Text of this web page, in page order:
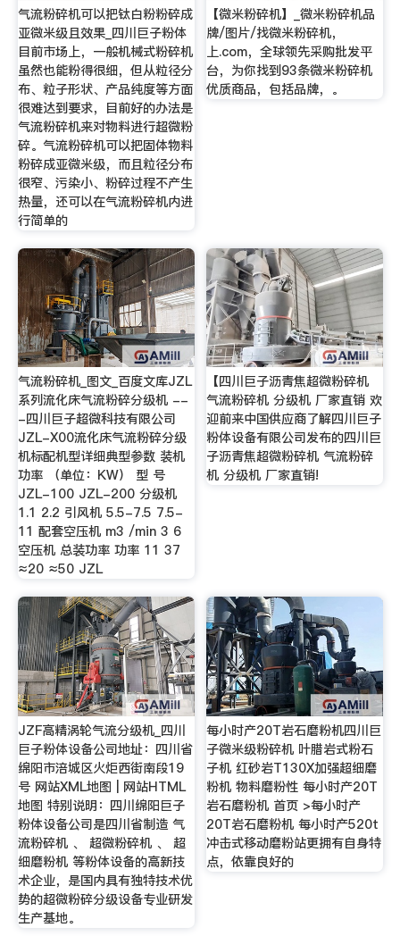
气流粉碎机可以把钛白粉粉碎成
亚微米级且效果_四川巨子粉体
目前市场上，一般机械式粉碎机
虽然也能粉得很细，但从粒径分
布、粒子形状、产品纯度等方面
很难达到要求，目前好的办法是
气流粉碎机来对物料进行超微粉
碎。气流粉碎机可以把固体物料
粉碎成亚微米级，而且粒径分布
很窄、污染小、粉碎过程不产生
热量，还可以在气流粉碎机内进
行简单的
【微米粉碎机】_微米粉碎机品
牌/图片/找微米粉碎机，
上.com，全球领先采购批发平
台，为你找到93条微米粉碎机
优质商品，包括品牌，。
气流粉碎机_图文_百度文库JZL
系列流化床气流粉碎分级机 --
-四川巨子超微科技有限公司
JZL-X00流化床气流粉碎分级
机标配机型详细典型参数 装机
功率 （单位：KW） 型 号
JZL-100 JZL-200 分级机
1.1 2.2 引风机 5.5-7.5 7.5-
11 配套空压机 m3 /min 3 6
空压机 总装功率 功率 11 37
≈20 ≈50 JZL
【四川巨子沥青焦超微粉碎机
气流粉碎机 分级机 厂家直销 欢
迎前来中国供应商了解四川巨子
粉体设备有限公司发布的四川巨
子沥青焦超微粉碎机 气流粉碎
机 分级机 厂家直销!
JZF高精涡轮气流分级机_四川
巨子粉体设备公司地址：四川省
绵阳市涪城区火炬西街南段19
号 网站XML地图 | 网站HTML
地图 特别说明：四川绵阳巨子
粉体设备公司是四川省制造 气
流粉碎机 、 超微粉碎机 、 超
细磨粉机 等粉体设备的高新技
术企业，是国内具有独特技术优
势的超微粉碎分级设备专业研发
生产基地。
每小时产20T岩石磨粉机四川巨
子微米级粉碎机 叶腊岩式粉石
子机 红砂岩T130X加强超细磨
粉机 物料磨粉性 每小时产20T
岩石磨粉机 首页 >每小时产
20T岩石磨粉机 每小时产520t
冲击式移动磨粉站更拥有自身特
点，依靠良好的